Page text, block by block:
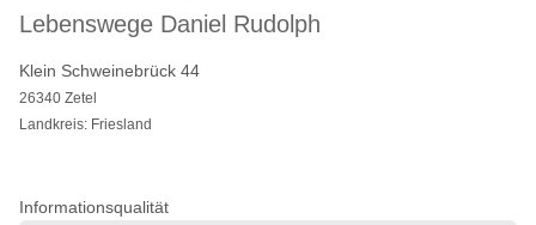
Lebenswege Daniel Rudolph
Klein Schweinebrück 44
26340 Zetel
Landkreis: Friesland
Informationsqualität